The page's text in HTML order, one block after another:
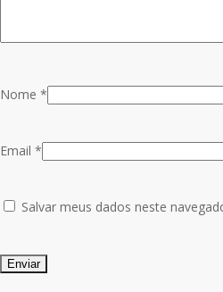
Nome *
Email *
Salvar meus dados neste